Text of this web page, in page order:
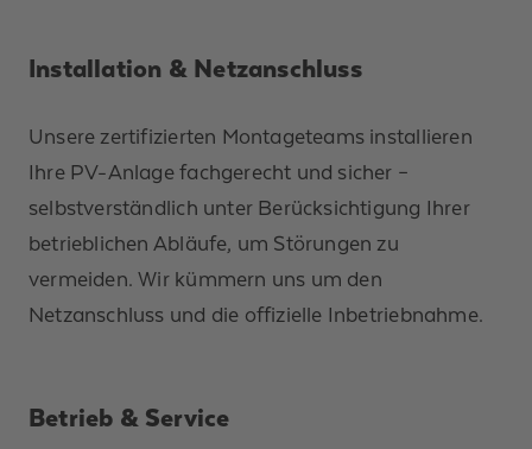
Installation & Netzanschluss
Unsere zertifizierten Montageteams installieren
Ihre PV-Anlage fachgerecht und sicher –
selbstverständlich unter Berücksichtigung Ihrer
betrieblichen Abläufe, um Störungen zu
vermeiden. Wir kümmern uns um den
Netzanschluss und die offizielle Inbetriebnahme.
Betrieb & Service